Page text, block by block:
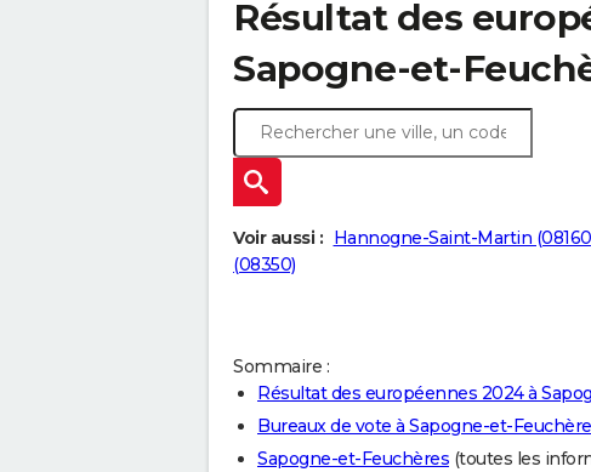
Résultat des
Sapogne-et-
Voir aussi : Hannogne-Saint-Martin
(08350)
Sommaire :
Résultat des européennes 2024 à
Bureaux de vote à Sapogne-et-
Sapogne-et-Feuchères (toutes les